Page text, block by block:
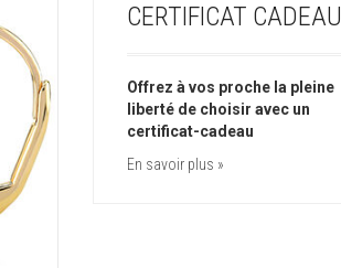
CERTIFICAT CADEAU
Offrez à vos proche la pleine
liberté de choisir avec un
certificat-cadeau
En savoir plus »